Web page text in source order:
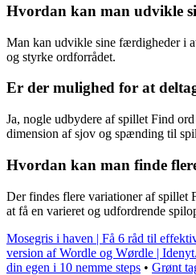
Hvordan kan man udvikle
Man kan udvikle sine færdigheder i
og styrke ordforrådet.
Er der mulighed for at
Ja, nogle udbydere af spillet Find
dimension af sjov og spænding til
Hvordan kan man finde
Der findes flere variationer af spillet
at få en varieret og udfordrende
Mosegris i haven | Få 6 råd til
version af Wordle og Wørdle |
din egen i 10 nemme steps • Grønt